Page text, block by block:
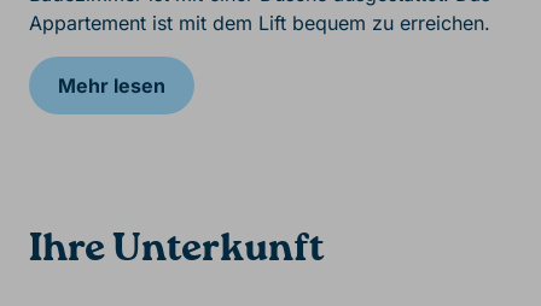
Appartement ist mit dem Lift bequem zu erreichen.
Mehr lesen
Ihre Unterkunft